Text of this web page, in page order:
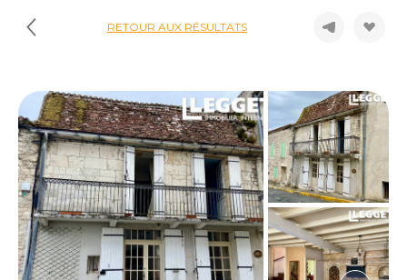
RETOUR AUX RÉSULTATS